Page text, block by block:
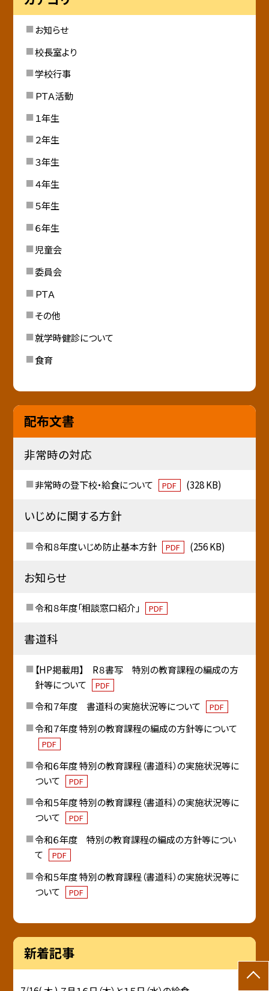
お知らせ
校長室より
学校行事
ＰＴＡ活動
１年生
２年生
３年生
４年生
５年生
６年生
児童会
委員会
ＰＴＡ
その他
就学時健診について
食育
配布文書
非常時の対応
非常時の登下校・給食について PDF (328 KB)
いじめに関する方針
令和８年度いじめ防止基本方針 PDF (256 KB)
お知らせ
令和８年度「相談窓口紹介」 PDF
書道科
【HP掲載用】 R８書写 特別の教育課程の編成の方
針等について
PDF
令和７年度 書道科の実施状況等について PDF
令和７年度 特別の教育課程の編成の方針等について
PDF
令和６年度 特別の教育課程（書道科）の実施状況等に
ついて
PDF
令和５年度 特別の教育課程（書道科）の実施状況等に
ついて
PDF
令和６年度 特別の教育課程の編成の方針等につい
て
PDF
令和５年度 特別の教育課程（書道科）の実施状況等に
ついて
PDF
新着記事